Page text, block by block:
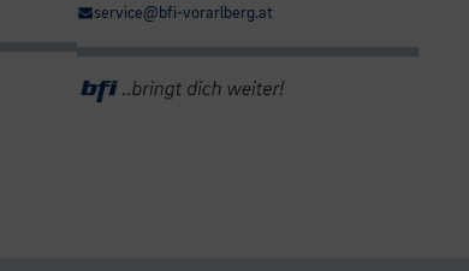
service@bfi-vorarlberg.at